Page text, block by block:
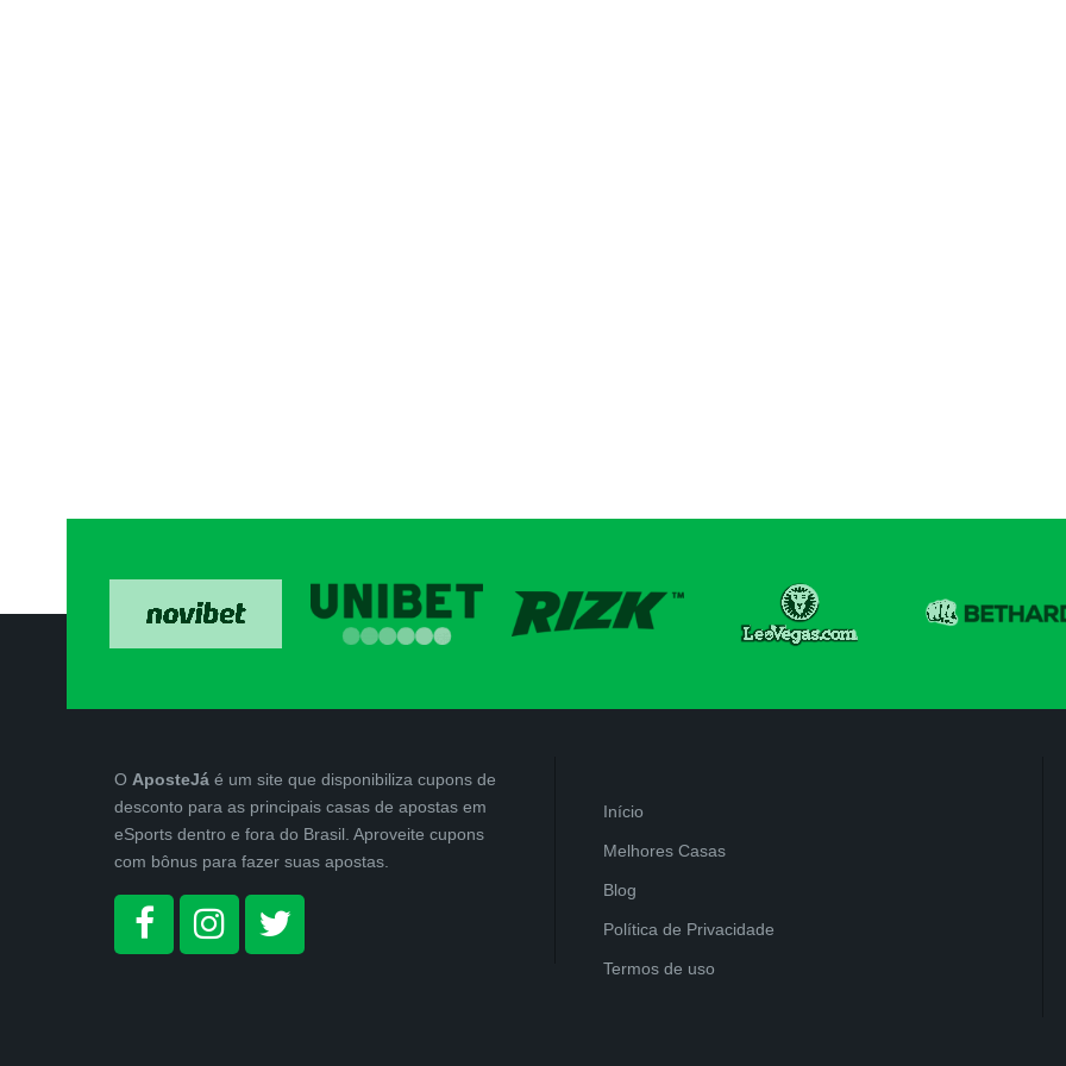
O AposteJá é um site que disponibiliza cupons de
desconto para as principais casas de apostas em
eSports dentro e fora do Brasil. Aproveite cupons
com bônus para fazer suas apostas.
Início
Melhores Casas
Blog
Política de Privacidade
Termos de uso